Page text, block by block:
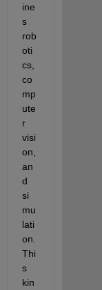
ine
s
rob
oti
cs,
co
mp
ute
r
visi
on,
an
d
si
mu
lati
on.
Thi
s
kin